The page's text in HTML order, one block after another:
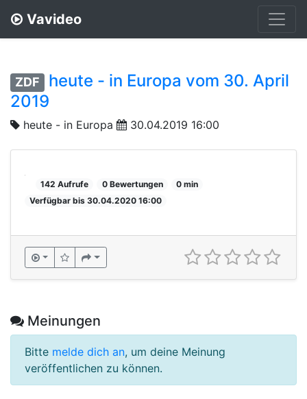
Vavideo
ZDF
heute - in Europa vom 30. April
2019
heute - in Europa 30.04.2019 16:00
142 Aufrufe 0 Bewertungen
0 min
Verfügbar bis 30.04.2020 16:00
Meinungen
Bitte melde dich an, um deine Meinung
veröffentlichen zu können.